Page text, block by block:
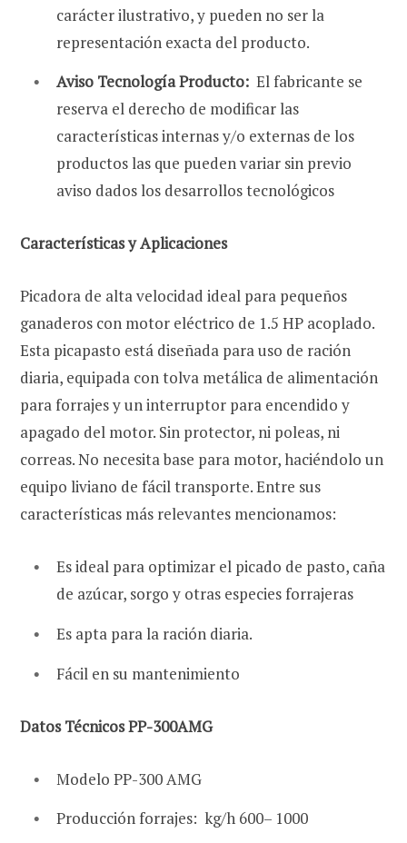
carácter ilustrativo, y pueden no ser la
representación exacta del producto.
Aviso Tecnología Producto: El fabricante se
reserva el derecho de modificar las
características internas y/o externas de los
productos las que pueden variar sin previo
aviso dados los desarrollos tecnológicos
Características y Aplicaciones
Picadora de alta velocidad ideal para pequeños
ganaderos con motor eléctrico de 1.5 HP acoplado.
Esta picapasto está diseñada para uso de ración
diaria, equipada con tolva metálica de alimentación
para forrajes y un interruptor para encendido y
apagado del motor. Sin protector, ni poleas, ni
correas. No necesita base para motor, haciéndolo un
equipo liviano de fácil transporte. Entre sus
características más relevantes mencionamos:
Es ideal para optimizar el picado de pasto, caña
de azúcar, sorgo y otras especies forrajeras
Es apta para la ración diaria.
Fácil en su mantenimiento
Datos Técnicos PP-300AMG
Modelo PP-300 AMG
Producción forrajes: kg/h 600– 1000